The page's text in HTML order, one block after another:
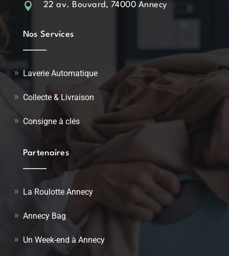
 22 av. Bouvard, 74000 Annecy
Nos Services
Laverie Automatique
Collecte & Livraison
Consigne à clés
Partenaires
La Roulotte Annecy
Annecy Bag
Un Week-end à Annecy